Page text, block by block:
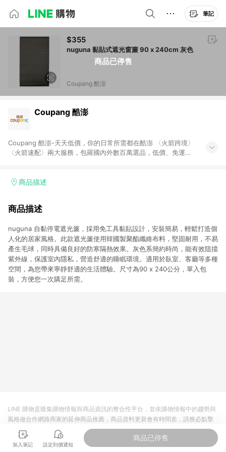
筆記
商品已停售
$355
nuguna 黏貼式遮光窗簾 90 x 240cm 灰色
Coupang 酷澎
Coupang 酷澎
Coupang 酷澎-天天低價，你的日常所需都在酷澎 〈火箭跨境〉
〈火箭速配〉兩大服務，包羅國內外數百萬選品，低價、免運，
加入WOW會員告別湊免運，火箭速配、火箭跨境優質選品不限金
商品描述
商品描述
nuguna 自黏停電遮光簾，採用免工具黏貼設計，安裝簡易，輕鬆打造個
人化的居家風格。此款遮光簾使用韓國製聚酯纖維布料，堅固耐用，不易
產生毛球，同時具備良好的防寒隔熱效果。灰色系簡約時尚，能有效阻擋
紫外線，保護室內隱私，營造舒適的睡眠環境。適用於臥室、客廳等多種
空間，為您帶來寧靜舒適的生活體驗。尺寸為90 x 240公分，單入包
裝，方便您一次購足所需。
加入筆記 設定到價通知
商品已停售
LINE 購物是匯集購物情報與商品資訊的整合性平台，並依購物情報中的趨勢與
風格做合作網路商家的延伸商品推薦，商品資料更新會有時間差，請務必點擊
商品至各合作網路商家，確認現售價與購物條件，一切資訊以合作廠商網頁為
準。